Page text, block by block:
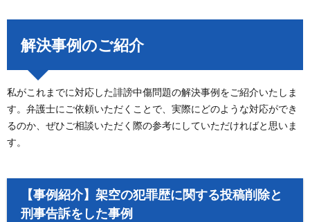
解決事例のご紹介
私がこれまでに対応した誹謗中傷問題の解決事例をご紹介いたしま
す。弁護士にご依頼いただくことで、実際にどのような対応ができ
るのか、ぜひご相談いただく際の参考にしていただければと思いま
す。
【事例紹介】架空の犯罪歴に関する投稿削除と
刑事告訴をした事例